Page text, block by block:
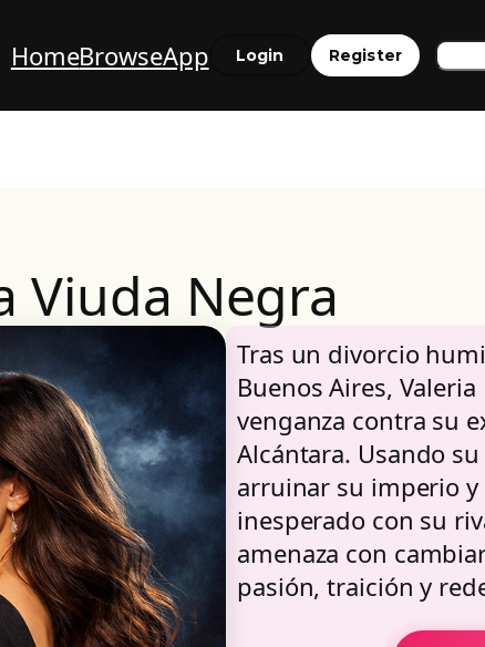
HomeBrowseApp Login Register
Viuda Negra
Tras un divorcio
Buenos Aires,
venganza contra su
Alcántara. Usando
arruinar su imperio
inesperado con su
amenaza con
pasión, traición y